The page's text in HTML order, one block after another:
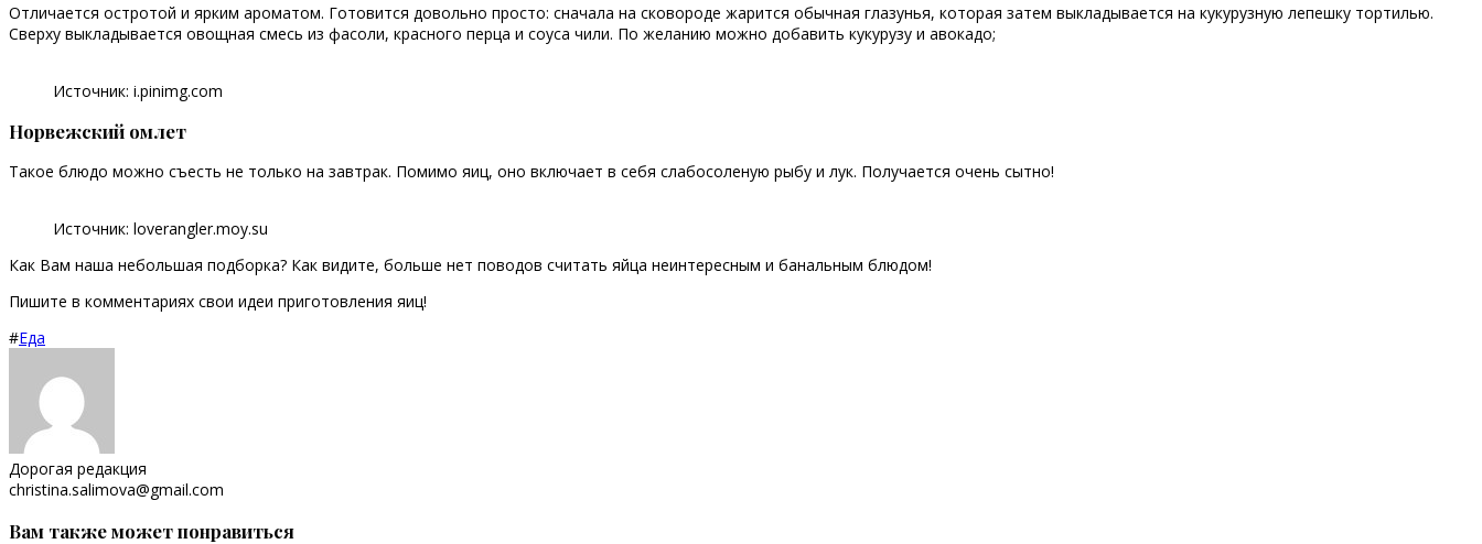
Отличается остротой и ярким ароматом. Готовится довольно просто: сначала на сковороде жарится обычная глазунья, которая затем выкладывается на кукурузную лепешку тортилью.
Сверху выкладывается овощная смесь из фасоли, красного перца и соуса чили. По желанию можно добавить кукурузу и авокадо;
Источник: i.pinimg.com
Норвежский омлет
Такое блюдо можно съесть не только на завтрак. Помимо яиц, оно включает в себя слабосоленую рыбу и лук. Получается очень сытно!
Источник: loverangler.moy.su
Как Вам наша небольшая подборка? Как видите, больше нет поводов считать яйца неинтересным и банальным блюдом!
Пишите в комментариях свои идеи приготовления яиц!
#Еда
Дорогая редакция
christina.salimova@gmail.com
Вам также может понравиться